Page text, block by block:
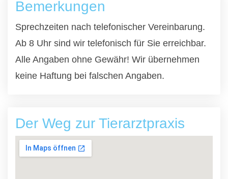
Bemerkungen
Sprechzeiten nach telefonischer Vereinbarung.
Ab 8 Uhr sind wir telefonisch für Sie erreichbar.
Alle Angaben ohne Gewähr! Wir übernehmen
keine Haftung bei falschen Angaben.
Der Weg zur Tierarztpraxis